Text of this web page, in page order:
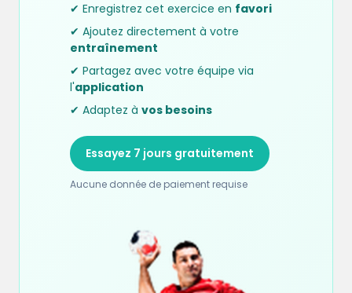
✔ Enregistrez cet exercice en favori
✔ Ajoutez directement à votre
entraînement
✔ Partagez avec votre équipe via
l'application
✔ Adaptez à vos besoins
Essayez 7 jours gratuitement
Aucune donnée de paiement requise